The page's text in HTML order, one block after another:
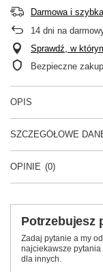
Darmowa i
14 dni na
Sprawdź, w
Bezpieczne
OPIS
SZCZEGÓŁOWE
OPINIE (0)
Potrzebujesz
Zadaj pytanie a my
najciekawsze
dla innych.